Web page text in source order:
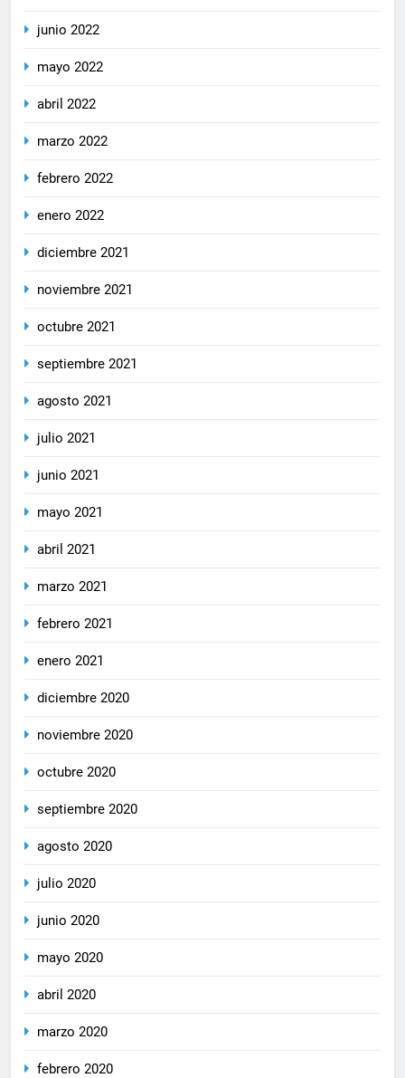
junio 2022
mayo 2022
abril 2022
marzo 2022
febrero 2022
enero 2022
diciembre 2021
noviembre 2021
octubre 2021
septiembre 2021
agosto 2021
julio 2021
junio 2021
mayo 2021
abril 2021
marzo 2021
febrero 2021
enero 2021
diciembre 2020
noviembre 2020
octubre 2020
septiembre 2020
agosto 2020
julio 2020
junio 2020
mayo 2020
abril 2020
marzo 2020
febrero 2020